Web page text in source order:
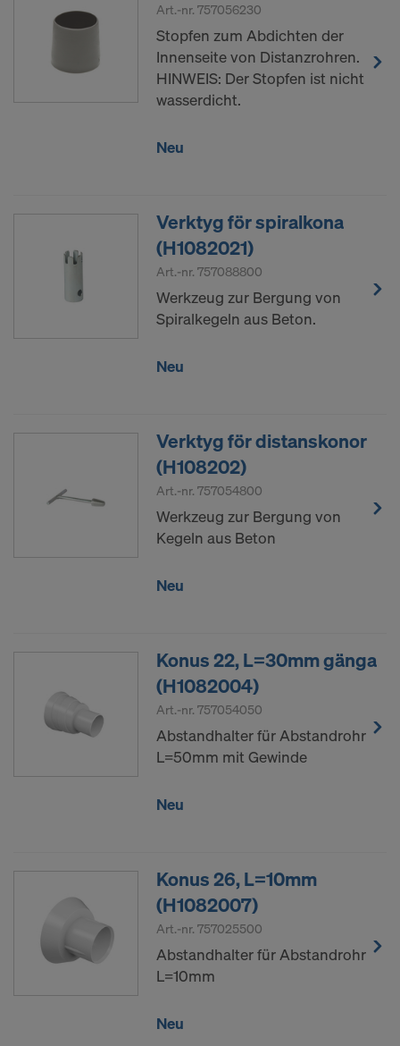
Art.-nr. 757056230
Stopfen zum Abdichten der
Innenseite von Distanzrohren.
HINWEIS: Der Stopfen ist nicht
wasserdicht.
Neu
Verktyg för spiralkona
(H1082021)
Art.-nr. 757088800
Werkzeug zur Bergung von
Spiralkegeln aus Beton.
Neu
Verktyg för distanskonor
(H108202)
Art.-nr. 757054800
Werkzeug zur Bergung von
Kegeln aus Beton
Neu
Konus 22, L=30mm gänga
(H1082004)
Art.-nr. 757054050
Abstandhalter für Abstandrohr
L=50mm mit Gewinde
Neu
Konus 26, L=10mm
(H1082007)
Art.-nr. 757025500
Abstandhalter für Abstandrohr
L=10mm
Neu